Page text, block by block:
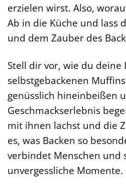
erzielen wirst. Also,
Ab in die Küche und lass
und dem Zauber des
Stell dir vor, wie du
selbstgebackenen
genüsslich hineinbeißen
Geschmackserlebnis
mit ihnen lachst und die
es, was Backen so
verbindet Menschen und
unvergessliche Momente.